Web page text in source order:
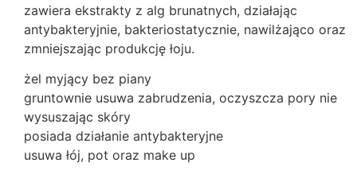
zawiera ekstrakty z alg brunatnych, działając
antybakteryjnie, bakteriostatycznie, nawilżająco oraz
zmniejszając produkcję łoju.
żel myjący bez piany
gruntownie usuwa zabrudzenia, oczyszcza pory nie
wysuszając skóry
posiada działanie antybakteryjne
usuwa łój, pot oraz make up